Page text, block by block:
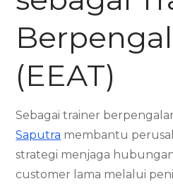
(EEAT)
Sebagai trainer
Saputra membantu
strategi menjaga
customer lama melalui